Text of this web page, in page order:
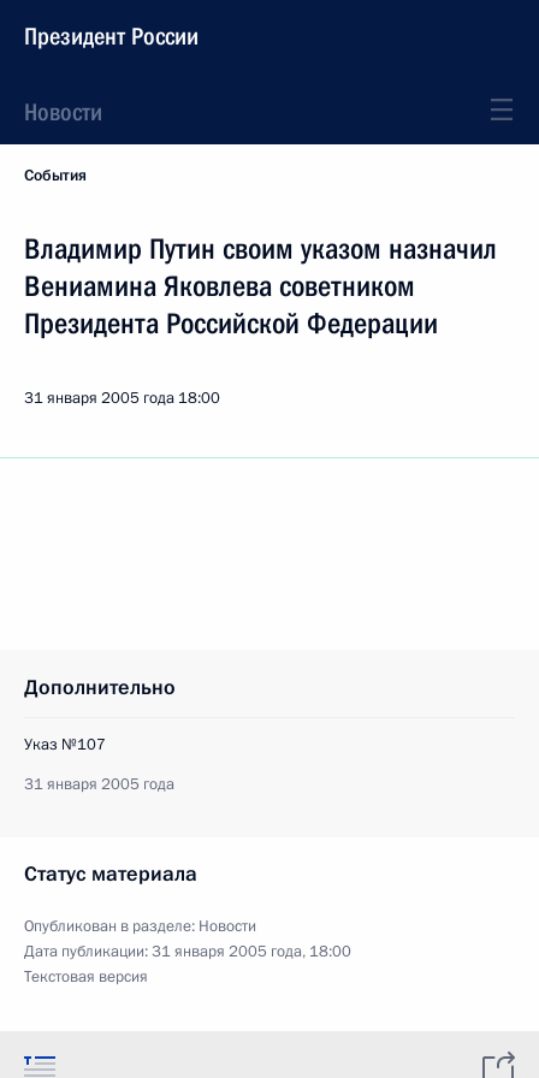
Президент России
Новости
События
Владимир Путин своим указом назначил
Вениамина Яковлева советником
Президента Российской Федерации
31 января 2005 года 18:00
Дополнительно
Указ №107
31 января 2005 года
Статус материала
Опубликован в разделе: Новости
Дата публикации:31 января 2005 года, 18:00
Текстовая версия